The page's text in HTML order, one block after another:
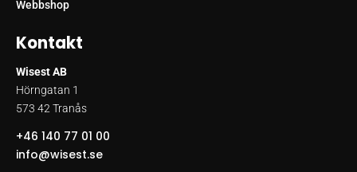
Webbshop
Kontakt
Wisest AB
Hörngatan 1
573 42 Tranås
+46 140 77 01 00
info@wisest.se